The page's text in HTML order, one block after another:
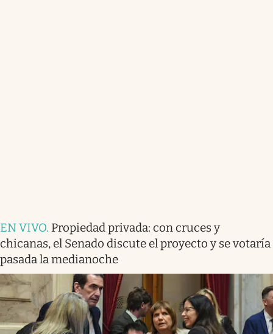
EN VIVO. Propiedad privada: con cruces y
chicanas, el Senado discute el proyecto y se votaría
pasada la medianoche